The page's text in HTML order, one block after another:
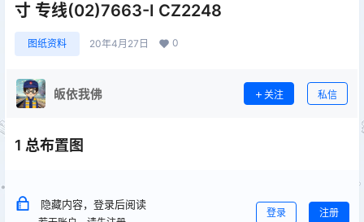
寸 专线(02)7663-Ⅰ CZ2248
图纸资料 20年4月27日 0
皈依我佛 关注 私信
1 总布置图
隐藏内容，登录后阅读
登录 注册